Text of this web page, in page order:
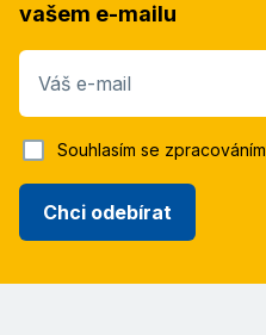
vašem e-mailu
Váš e-mail
Chci odebírat
Souhlasím se zpracováním